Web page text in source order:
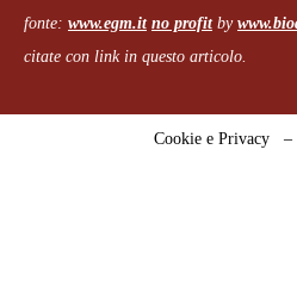
fonte: www.egm.it no profitby
citate con link in questo articolo.
Cookie e Privacy –